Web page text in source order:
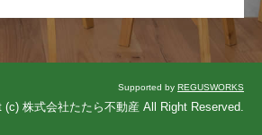
Supported by REGUSWORKS
(c) 株式会社たたら不動産 All Right Reserved.